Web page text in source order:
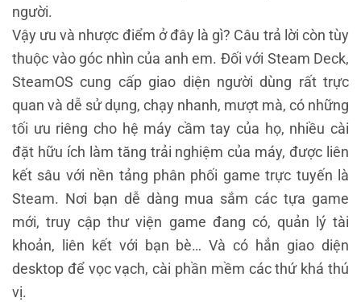
người.
Vậy ưu và nhược điểm ở đây là gì? Câu trả lời còn tùy
thuộc vào góc nhìn của anh em. Đối với Steam Deck,
SteamOS cung cấp giao diện người dùng rất trực
quan và dễ sử dụng, chạy nhanh, mượt mà, có những
tối ưu riêng cho hệ máy cầm tay của họ, nhiều cài
đặt hữu ích làm tăng trải nghiệm của máy, được liên
kết sâu với nền tảng phân phối game trực tuyến là
Steam. Nơi bạn dễ dàng mua sắm các tựa game
mới, truy cập thư viện game đang có, quản lý tài
khoản, liên kết với bạn bè… Và có hẳn giao diện
desktop để vọc vạch, cài phần mềm các thứ khá thú
vị.